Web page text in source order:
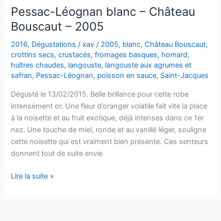
Pessac-Léognan blanc – Château
Bouscaut – 2005
2016, Dégustations /xav/ 2005, blanc,Château Bouscaut,
crottins secs,crustacés,fromages basques, homard,
huîtres chaudes, langouste, langouste aux agrumes et
safran, Pessac-Léognan, poisson en sauce, Saint-Jacques
Dégusté le 13/02/2015. Belle brillance pour cette robe
intensément or. Une fleur d’oranger volatile fait vite la place
à la noisette et au fruit exotique, déjà intenses dans ce 1er
nez. Une touche de miel, ronde et au vanillé léger, souligne
cette noisette qui est vraiment bien présente. Ces senteurs
donnent tout de suite envie
Pessac-
Lire la suite »